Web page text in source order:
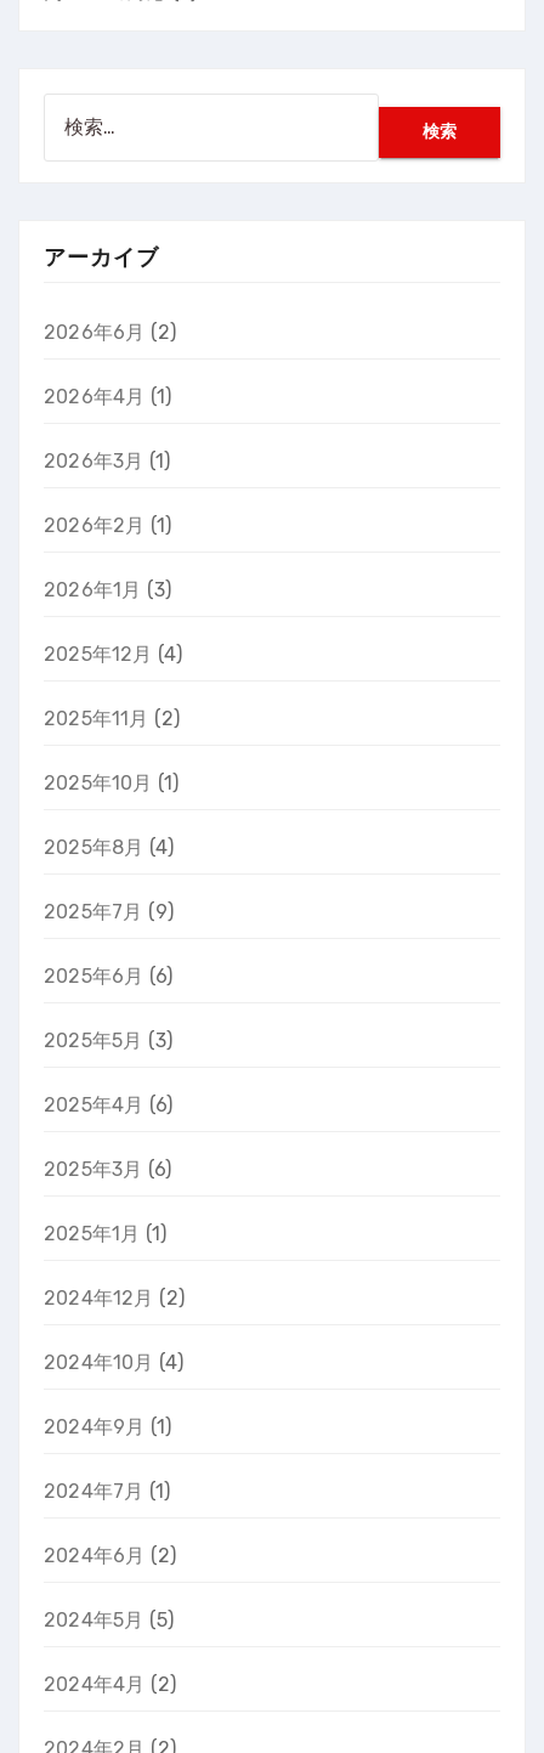
アーカイブ
2026年6月 (2)
2026年4月 (1)
2026年3月 (1)
2026年2月 (1)
2026年1月 (3)
2025年12月 (4)
2025年11月 (2)
2025年10月 (1)
2025年8月 (4)
2025年7月 (9)
2025年6月 (6)
2025年5月 (3)
2025年4月 (6)
2025年3月 (6)
2025年1月 (1)
2024年12月 (2)
2024年10月 (4)
2024年9月 (1)
2024年7月 (1)
2024年6月 (2)
2024年5月 (5)
2024年4月 (2)